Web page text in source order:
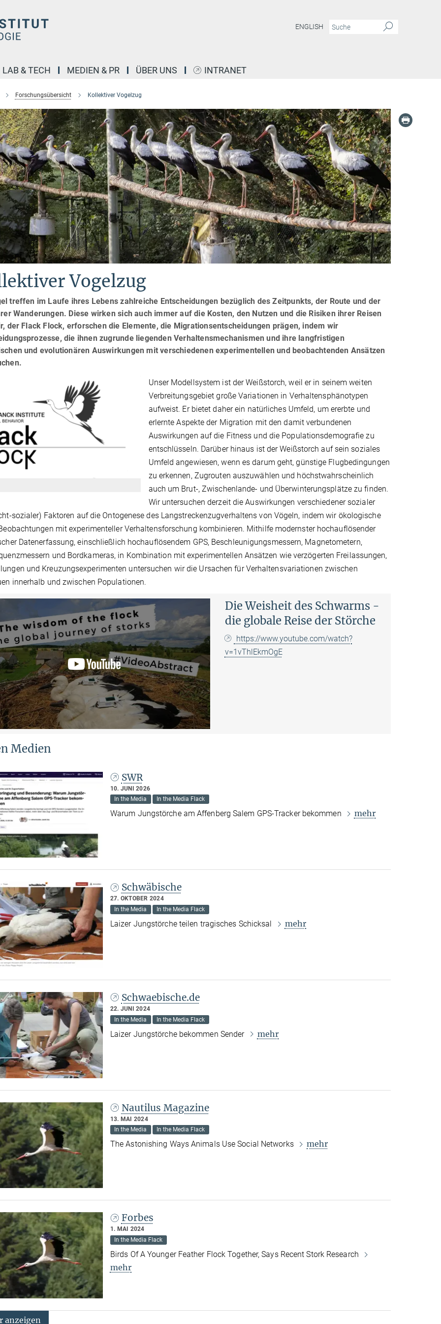
ENGLISH
LAB & TECH MEDIEN & PR ÜBER UNS INTRANET
Forschungsübersicht Kollektiver Vogelzug
Vogelzug
treffen im Laufe ihres Lebens zahlreiche Entscheidungen bezüglich des Zeitpunkts, der Route und der
Wanderungen. Diese wirken sich auch immer auf die Kosten, den Nutzen und die Risiken ihrer Reisen
der Flack Flock, erforschen die Elemente, die Migrationsentscheidungen prägen, indem wir
die ihnen zugrunde liegenden Verhaltensmechanismen und ihre langfristigen
und evolutionären Auswirkungen mit verschiedenen experimentellen und beobachtenden Ansätzen
Unser Modellsystem ist der Weißstorch, weil er in seinem weiten
Verbreitungsgebiet große Variationen in Verhaltensphänotypen
aufweist. Er bietet daher ein natürliches Umfeld, um ererbte und
erlernte Aspekte der Migration mit den damit verbundenen
Auswirkungen auf die Fitness und die Populationsdemografie zu
entschlüsseln. Darüber hinaus ist der Weißstorch auf sein soziales
Umfeld angewiesen, wenn es darum geht, günstige Flugbedingungen
zu erkennen, Zugrouten auszuwählen und höchstwahrscheinlich
auch um Brut-, Zwischenlande- und Überwinterungsplätze zu finden.
Wir untersuchen derzeit die Auswirkungen verschiedener sozialer
sozialer) Faktoren auf die Ontogenese des Langstreckenzugverhaltens von Vögeln, indem wir ökologische
mit experimenteller Verhaltensforschung kombinieren. Mithilfe modernster hochauflösender
Datenerfassung, einschließlich hochauflösendem GPS, Beschleunigungsmessern, Magnetometern,
und Bordkameras, in Kombination mit experimentellen Ansätzen wie verzögerten Freilassungen,
und Kreuzungsexperimenten untersuchen wir die Ursachen für Verhaltensvariationen zwischen
innerhalb und zwischen Populationen.
Die Weisheit des Schwarms -
die globale Reise der Störche
https://www.youtube.com/watch?
v=1vThlEkmOgE
Medien
SWR
10. JUNI 2026
In the Media
In the Media Flack
Warum Jungstörche am Affenberg Salem GPS-Tracker bekommen mehr
Schwäbische
27. OKTOBER 2024
In the Media
In the Media Flack
Laizer Jungstörche teilen tragisches Schicksal mehr
Schwaebische.de
22. JUNI 2024
In the Media
In the Media Flack
Laizer Jungstörche bekommen Sender mehr
Nautilus Magazine
13. MAI 2024
In the Media
In the Media Flack
The Astonishing Ways Animals Use Social Networks mehr
Forbes
1. MAI 2024
In the Media Flack
Birds Of A Younger Feather Flock Together, Says Recent Stork Research
mehr
anzeigen